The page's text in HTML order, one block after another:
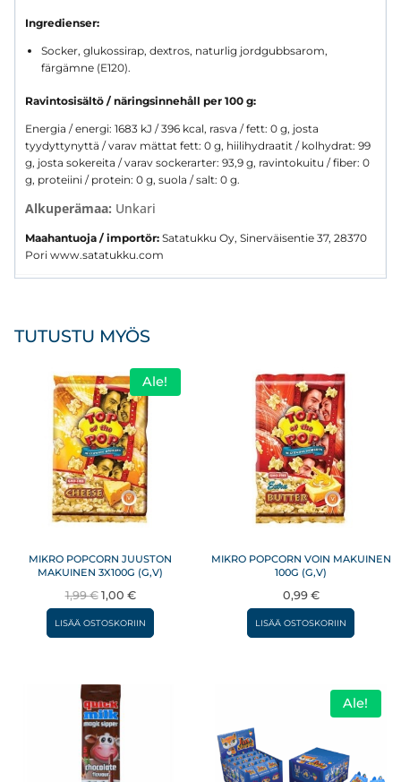
Ingredienser:
Socker, glukossirap, dextros, naturlig jordgubbsarom,
färgämne (E120).
Ravintosisältö / näringsinnehåll per 100 g:
Energia / energi: 1683 kJ / 396 kcal, rasva / fett: 0 g, josta
tyydyttynyttä / varav mättat fett: 0 g, hiilihydraatit / kolhydrat: 99
g, josta sokereita / varav sockerarter: 93,9 g, ravintokuitu / fiber: 0
g, proteiini / protein: 0 g, suola / salt: 0 g.
Alkuperämaa: Unkari
Maahantuoja / importör: Satatukku Oy, Sinerväisentie 37, 28370
Pori www.satatukku.com
TUTUSTU MYÖS
Ale!
MIKRO POPCORN JUUSTON
MAKUINEN 3X100G (G,V)
1,99€ Alkuperäinen
hinta
oli:
1,00 €Nykyinen
hinta
on:
LISÄÄ OSTOSKORIIN
MIKRO POPCORN VOIN MAKUINEN
100G (G,V)
0,99 €
LISÄÄ OSTOSKORIIN
Ale!